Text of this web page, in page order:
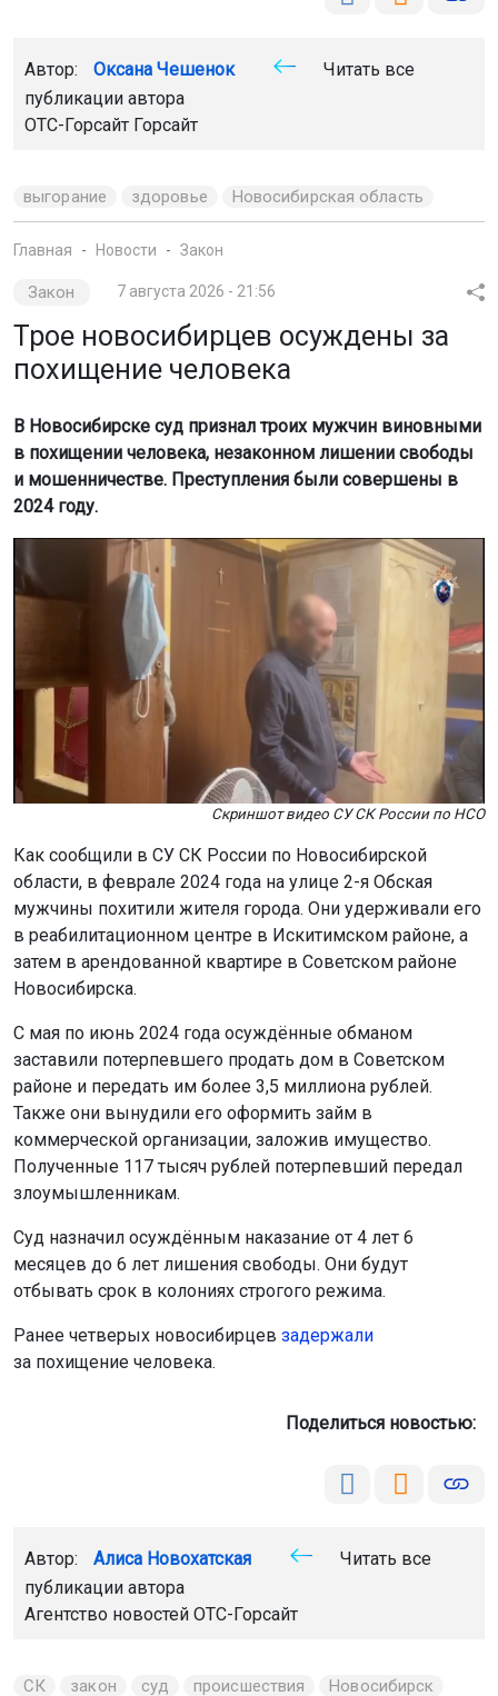
Автор: Оксана Чешенок
Читать все
публикации автора
ОТС-Горсайт Горсайт
выгорание здоровье Новосибирская область
Главная Новости Закон
Закон 7 августа 2026 - 21:56
Трое новосибирцев осуждены за
похищение человека
В Новосибирске суд признал троих мужчин виновными
в похищении человека, незаконном лишении свободы
и мошенничестве. Преступления были совершены в
2024 году.
Скриншот видео СУ СК России по НСО
Как сообщили в СУ СК России по Новосибирской
области, в феврале 2024 года на улице 2-я Обская
мужчины похитили жителя города. Они удерживали его
в реабилитационном центре в Искитимском районе, а
затем в арендованной квартире в Советском районе
Новосибирска.
С мая по июнь 2024 года осуждённые обманом
заставили потерпевшего продать дом в Советском
районе и передать им более 3,5 миллиона рублей.
Также они вынудили его оформить займ в
коммерческой организации, заложив имущество.
Полученные 117 тысяч рублей потерпевший передал
злоумышленникам.
Суд назначил осуждённым наказание от 4 лет 6
месяцев до 6 лет лишения свободы. Они будут
отбывать срок в колониях строгого режима.
Ранее четверых новосибирцев задержали
за похищение человека.
Поделиться новостью:
Автор: Алиса Новохатская
Читать все
публикации автора
Агентство новостей ОТС-Горсайт
СК закон суд происшествия Новосибирск